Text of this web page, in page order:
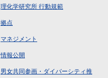
理化学研究所 行動規範
拠点
マネジメント
情報公開
男女共同参画・ダイバーシティ推